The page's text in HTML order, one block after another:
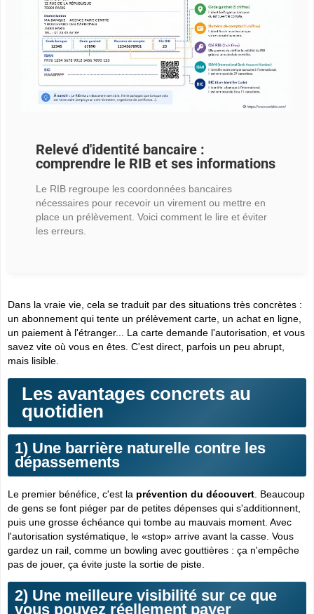
Relevé d'identité bancaire :
comprendre le RIB et ses informations
Le RIB regroupe les coordonnées bancaires
nécessaires pour recevoir un virement ou mettre en
place un prélèvement. Voici comment le lire et éviter
les erreurs.
Dans la vraie vie, cela se traduit par des situations très concrètes :
un abonnement qui tente un prélèvement carte, un achat en ligne,
un paiement à l'étranger... La carte demande l'autorisation, et vous
savez vite où vous en êtes. C'est direct, parfois un peu abrupt,
mais lisible.
Les avantages concrets au
quotidien
1) Une barrière naturelle contre les
dépassements
Le premier bénéfice, c'est la prévention du découvert . Beaucoup
de gens se font piéger par de petites dépenses qui s'additionnent,
puis une grosse échéance qui tombe au mauvais moment. Avec
l'autorisation systématique, le «stop» arrive avant la casse. Vous
gardez un rail, comme un bowling avec gouttières : ça n'empêche
pas de jouer, ça évite juste la sortie de piste.
2) Une meilleure visibilité sur ce que
vous pouvez réellement payer